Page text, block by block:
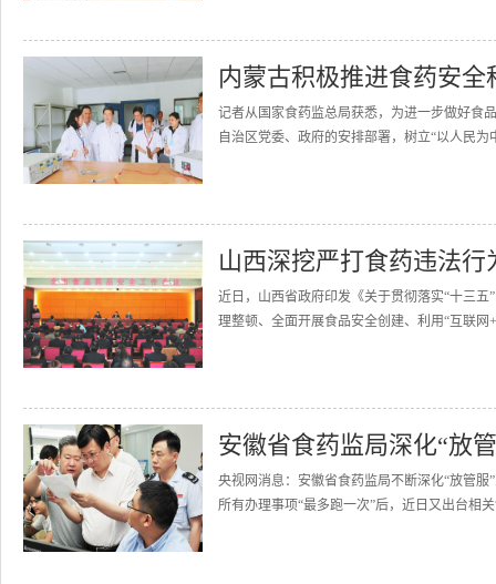
内蒙古积极推进食药安
记者从国家食药监总局获悉，为进一步做好食
自治区党委、政府的安排部署，树立“以人民
山西深挖严打食药违法行
近日，山西省政府印发《关于贯彻落实“十三
理整顿、全面开展食品安全创建、利用“互联
安徽省食药监局深化“放
央视网消息：安徽省食药监局不断深化“放管
所有办理事项“最多跑一次”后，近日又出台相